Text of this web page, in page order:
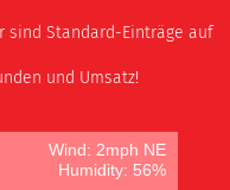
sind Standard-Einträge auf
und Umsatz!
Wind: 2mph NE
Humidity: 56%